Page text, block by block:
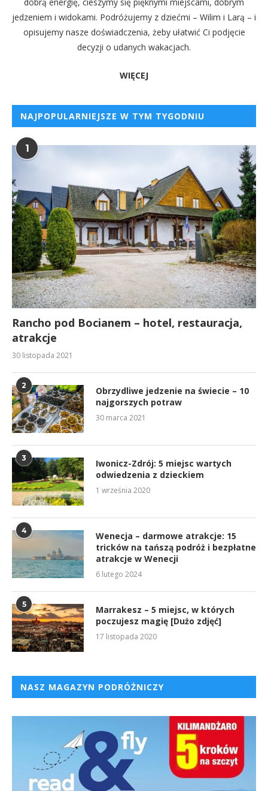
jedzeniem i widokami. Podróżujemy z dziećmi – Wilim i Larą – i
opisujemy nasze doświadczenia, żeby ułatwić Ci podjęcie
decyzji o udanych wakacjach.
WIĘCEJ
NAJPOPULARNIEJSZE W TYM TYGODNIU
1
Rancho pod Bocianem – hotel, restauracja,
atrakcje
30 listopada 2021
2
Obrzydliwe jedzenie na świecie – 10
najgorszych potraw
30 marca 2021
3
Iwonicz-Zdrój: 5 miejsc wartych
odwiedzenia z dzieckiem
1 września 2020
4
Wenecja – darmowe atrakcje: 15
tricków na tańszą podróż i bezpłatne
atrakcje w Wenecji
6 lutego 2024
5
Marrakesz – 5 miejsc, w których
poczujesz magię [Dużo zdjęć]
17 listopada 2020
NASZ MAGAZYN PODRÓŻNICZY